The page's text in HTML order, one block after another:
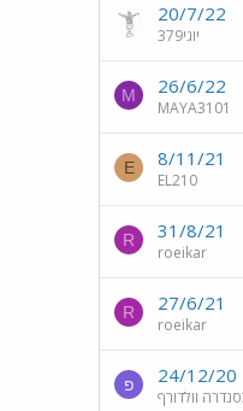
20/7/22
יוגי379
26/6/22
MAYA3101
M
8/11/21
EL210
E
31/8/21
roeikar
R
27/6/21
roeikar
R
24/12/20
וולדורף
פ